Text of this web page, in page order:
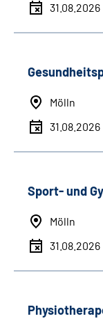
31.08.2026
Mölln
31.08.2026
Sport- und
Mölln
31.08.2026